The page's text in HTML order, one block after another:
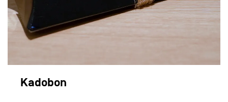
Kadobon